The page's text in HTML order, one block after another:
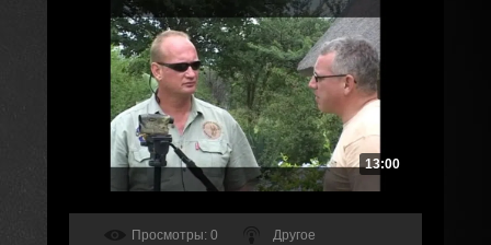
13:00
Просмотры: 0 Другое